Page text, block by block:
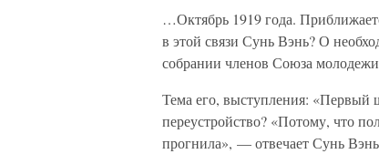
…Октябрь 1919 года.
в этой связи Сунь Вэнь? О
собрании членов Союза
Тема его, выступления: «Первый
переустройство? «Потому, что
прогнила», — отвечает Сунь